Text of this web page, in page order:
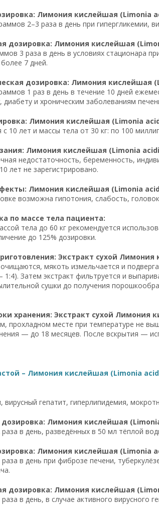
Лимония кислейшая (Limonia
2–3 раза в день при гипергликемии,
дозировка: Лимония кислейшая
3 раза в день в условиях стационара
7 дней.
дозировка: Лимония кислейшая
1 раз в день в течение 10 дней
диабету и хроническим заболеваниям
Лимония кислейшая (Limonia
с 10 лет и массы тела от 30 кг: по 100
Лимония кислейшая (Limonia
недостаточность, беременность,
лет не зарегистрировано.
Лимония кислейшая (Limonia
возможна гипотония, слабость,
по массе тела пациента:
тела до 60 кг рекомендуется
до 125% дозировки.
Экстракт сухой
мякоть измельчается и
Затем экстракт фильтруется и
сушки до получения
хранения: Экстракт сухой Лимония
прохладном месте при температуре не
— до 18 месяцев. После вскрытия —
– Лимония кислейшая (Limonia
вирусный гепатит, гиперлипидемия,
Лимония кислейшая
в день, разведённых в 50 мл тёплой
Лимония кислейшая (Limonia
в день при фиброзе печени,
дозировка: Лимония кислейшая
в день, в случае активного вирусного